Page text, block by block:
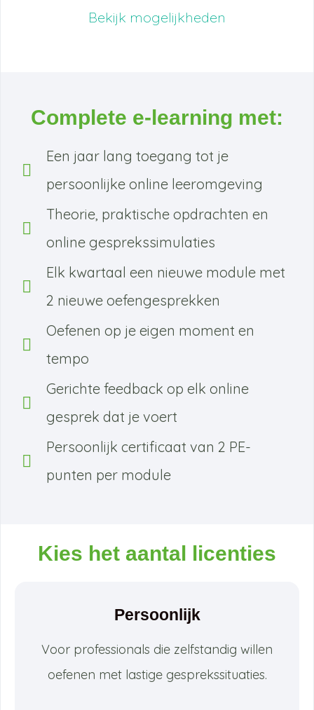
Bekijk mogelijkheden
Complete e-learning met:
Een jaar lang toegang tot je
persoonlijke online leeromgeving
Theorie, praktische opdrachten en
online gesprekssimulaties
Elk kwartaal een nieuwe module met
2 nieuwe oefengesprekken
Oefenen op je eigen moment en
tempo
Gerichte feedback op elk online
gesprek dat je voert
Persoonlijk certificaat van 2 PE-
punten per module
Kies het aantal licenties
Persoonlijk
Voor professionals die zelfstandig willen
oefenen met lastige gesprekssituaties.